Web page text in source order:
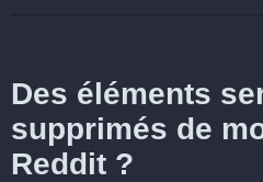
Des éléments
supprimés de
Reddit ?